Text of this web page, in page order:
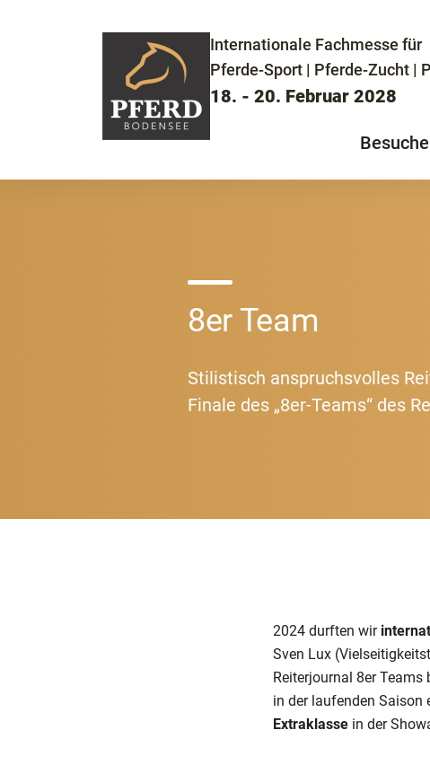
Internationale Fachmesse für
Pferde-Sport | Pferde-Zucht |
18. - 20. Februar 2028
8er Team
Stilistisch anspruchsvolles
Finale des „8er-Teams“ des
2024 durften wir
Sven Lux
Reiterjournal 8er
in der laufenden Saison
Extraklasse in der